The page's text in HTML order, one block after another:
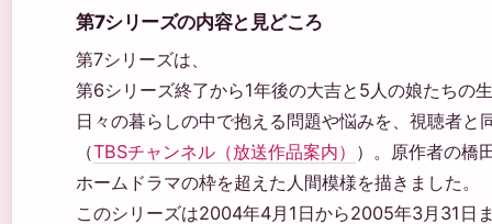
第7シリーズの内容と見どころ
第7シリーズは、
第6シリーズ終了から1年後の大吉と5人の娘たちの
日々の暮らしの中で抱える問題や悩みを、視聴者と
（TBSチャンネル（放送作品案内） ）。原作者の橋
ホームドラマの枠を超えた人間模様を描きました。
このシリーズは2004年4月1日から2005年3月31日